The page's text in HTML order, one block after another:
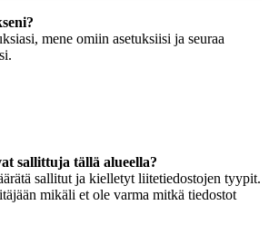
mene omiin asetuksiisi ja seuraa
sallittuja tällä alueella?
sallitut ja kielletyt liitetiedostojen tyypit.
mikäli et ole varma mitkä tiedostot